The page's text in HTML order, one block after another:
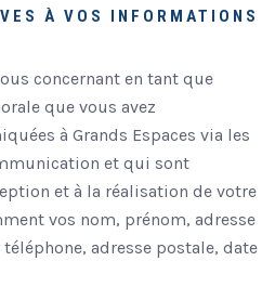
À VOS INFORMATIONS
concernant en tant que
que vous avez
à Grands Espaces via les
et qui sont
et à la réalisation de votre
vos nom, prénom, adresse
adresse postale, date